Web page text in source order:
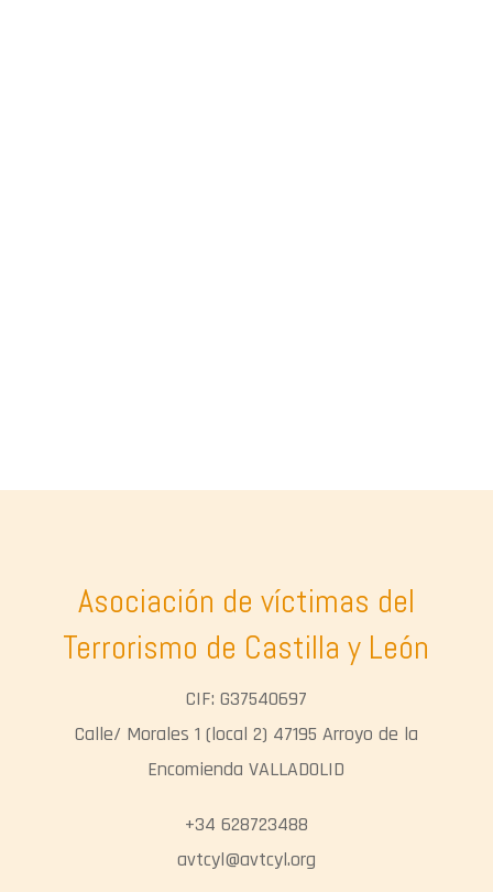
Asociación de víctimas del
Terrorismo de Castilla y León
CIF: G37540697
Calle/ Morales 1 (local 2) 47195 Arroyo de la
Encomienda VALLADOLID
+34 628723488
avtcyl@avtcyl.org